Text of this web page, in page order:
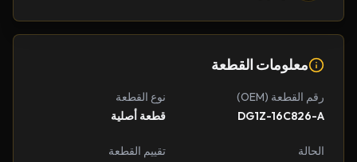
معلومات القطعة
رقم القطعة (OEM)
DG1Z-16C826-A
نوع القطعة
قطعة أصلية
الحالة
تقييم القطعة